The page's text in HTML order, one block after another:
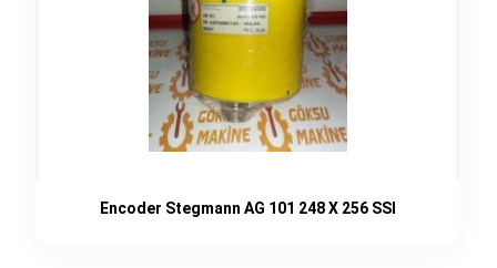
Encoder Stegmann AG 101 248 X 256 SSI